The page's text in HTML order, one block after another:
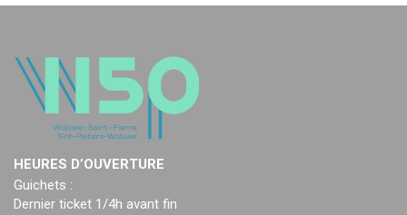
HEURES D’OUVERTURE
Guichets :
Dernier ticket 1/4h avant fin